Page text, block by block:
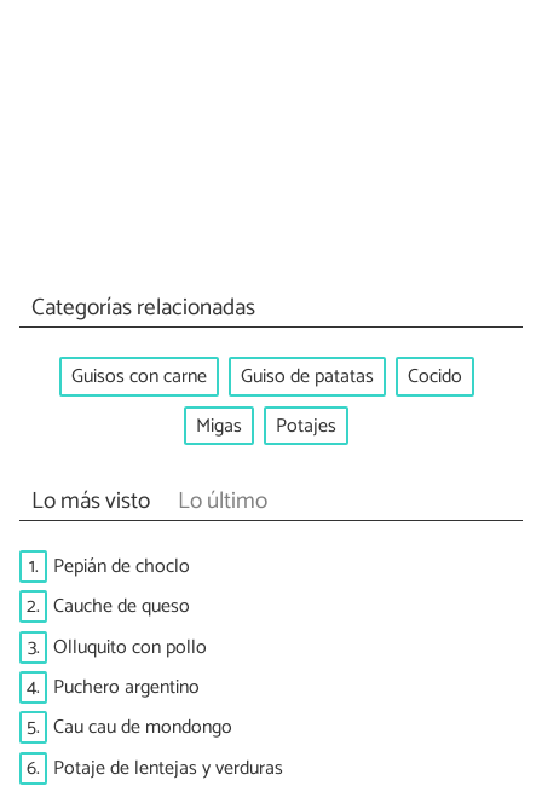
Categorías relacionadas
Guisos con carne Guiso de patatas
Cocido
Migas
Potajes
Lo más visto Lo último
1. Pepián de choclo
2. Cauche de queso
3. Olluquito con pollo
4. Puchero argentino
5. Cau cau de mondongo
6. Potaje de lentejas y verduras